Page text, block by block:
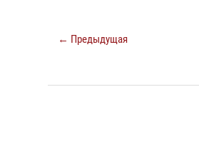
← Предыдущая